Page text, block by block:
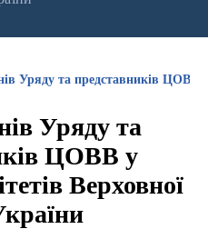
Уряду та представників ЦОВВ
Уряду та
ЦОВВ у
Верховної